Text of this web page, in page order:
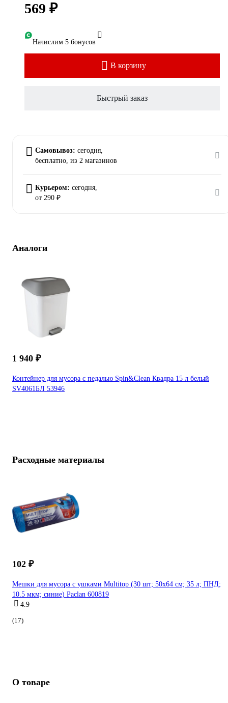
569 ₽
Начислим 5 бонусов
В корзину
Быстрый заказ
Самовывоз: сегодня,
бесплатно, из 2 магазинов
Курьером: сегодня,
от 290 ₽
Аналоги
1 940 ₽
Контейнер для мусора с педалью Spin&Clean Квадра 15 л белый
SV4061БЛ 53946
Расходные материалы
102 ₽
Мешки для мусора с ушками Multitop (30 шт; 50x64 см; 35 л; ПНД;
10.5 мкм; синие) Paclan 600819
4.9
(17)
О товаре